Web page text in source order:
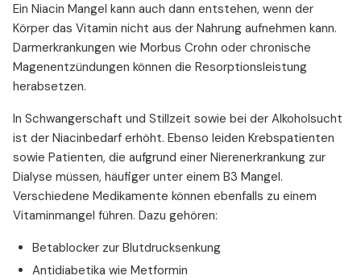
Ein Niacin Mangel kann auch dann entstehen, wenn der
Körper das Vitamin nicht aus der Nahrung aufnehmen kann.
Darmerkrankungen wie Morbus Crohn oder chronische
Magenentzündungen können die Resorptionsleistung
herabsetzen.
In Schwangerschaft und Stillzeit sowie bei der Alkoholsucht
ist der Niacinbedarf erhöht. Ebenso leiden Krebspatienten
sowie Patienten, die aufgrund einer Nierenerkrankung zur
Dialyse müssen, häufiger unter einem B3 Mangel.
Verschiedene Medikamente können ebenfalls zu einem
Vitaminmangel führen. Dazu gehören:
Betablocker zur Blutdrucksenkung
Antidiabetika wie Metformin